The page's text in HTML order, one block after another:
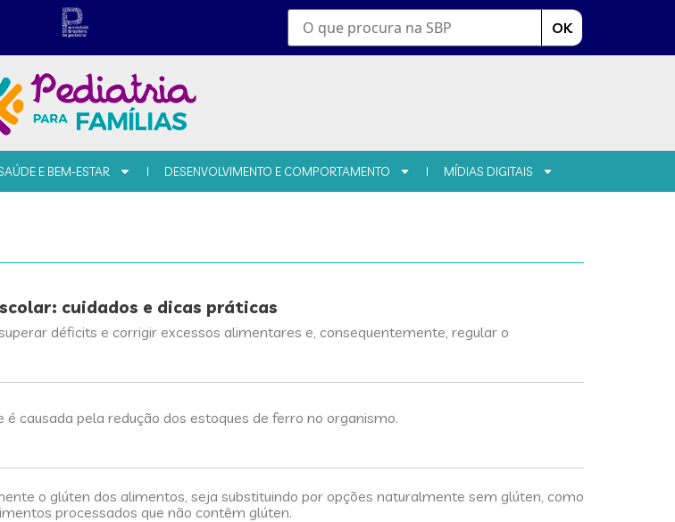
OK
E BEM-ESTAR DESENVOLVIMENTO E COMPORTAMENTO MÍDIAS DIGITAIS
cuidados e dicas práticas
déficits e corrigir excessos alimentares e, consequentemente, regular o
causada pela redução dos estoques de ferro no organismo.
o glúten dos alimentos, seja substituindo por opções naturalmente sem glúten, como
processados que não contêm glúten.